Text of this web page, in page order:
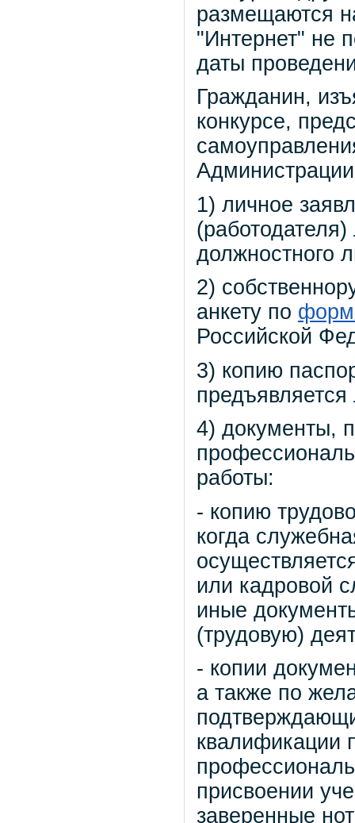
размещаются
"Интернет" не
даты
Гражданин,
конкурсе,
1) личное
должностного
2)
анкету по
Российской
3) копию
4) документы,
работы:
- копию
когда
или кадровой
иные
(трудовую)
- копии
а также по
квалификации
присвоении
заверенные